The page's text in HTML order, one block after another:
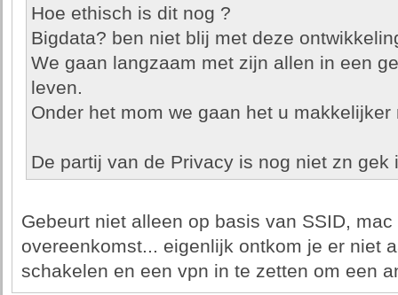
Hoe ethisch is dit nog ?
Bigdata? ben niet blij met deze
We gaan langzaam met zijn allen in een
leven.
Onder het mom we gaan het u makkelijker
De partij van de Privacy is nog niet zn gek
Gebeurt niet alleen op basis van SSID,
overeenkomst... eigenlijk ontkom je er niet
schakelen en een vpn in te zetten om een